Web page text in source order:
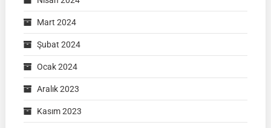
Mart 2024
Şubat 2024
Ocak 2024
Aralık 2023
Kasım 2023